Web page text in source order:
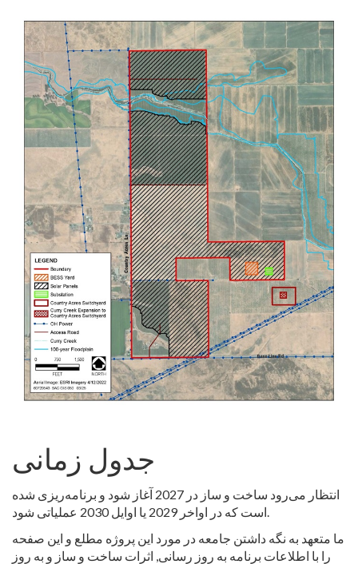
انتظار می‌رود ساخت و ساز در 2027 آغاز شود و برنامه‌ریزی شده
است که در اواخر 2029 یا اوایل 2030 عملیاتی شود.
ما متعهد به نگه داشتن جامعه در مورد این پروژه مطلع و این صفحه
را با اطلاعات برنامه به روز رسانی, اثرات ساخت و ساز و به روز